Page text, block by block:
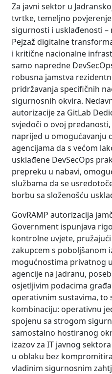
Za javni sektor u
tvrtke, temeljno
sigurnosti i usklađenosti
Pejzaž digitalne
i kritične nacionalne
samo napredne
robusna jamstva
pridržavanja specifičnih
sigurnosnih okvira.
autorizacije za GitLab
svjedoči o ovoj
naprijed u omogućavanju
agencijama da s većom
usklađene DevSecOps
prepreku u nabavi,
službama da se
borbu sa složenošću
GovRAMP autorizacija
Government ispunjava
kontrolne uvjete,
zakupcem s poboljšanom
mogućnostima privatnog
agencije na Jadranu,
osjetljivim podacima
operativnim sustavima, to
kombinaciju: operativnu
spojenu sa strogom
samostalno hostiranog
izazov za IT javnog
u oblaku bez
vladinim sigurnosnim